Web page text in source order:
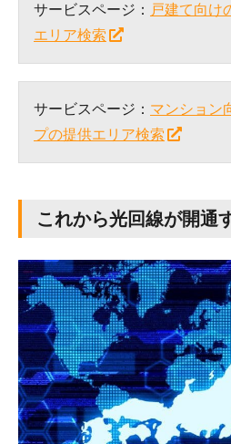
サービスページ： 戸建て向け
エリア検索
サービスページ： マンション
プの提供エリア検索
これから光回線が開通